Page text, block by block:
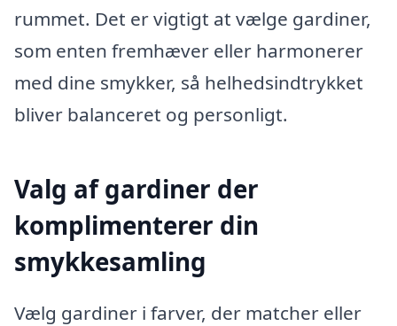
rummet. Det er vigtigt at vælge gardiner,
som enten fremhæver eller harmonerer
med dine smykker, så helhedsindtrykket
bliver balanceret og personligt.
Valg af gardiner der
komplimenterer din
smykkesamling
Vælg gardiner i farver, der matcher eller